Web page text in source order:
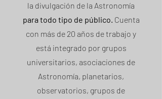
la divulgación de la Astronomía
para todo tipo de público. Cuenta
con más de 20 años de trabajo y
está integrado por grupos
universitarios, asociaciones de
Astronomía, planetarios,
observatorios, grupos de